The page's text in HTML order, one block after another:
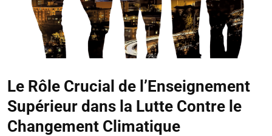
Le Rôle Crucial de l’Enseignement
Supérieur dans la Lutte Contre le
Changement Climatique